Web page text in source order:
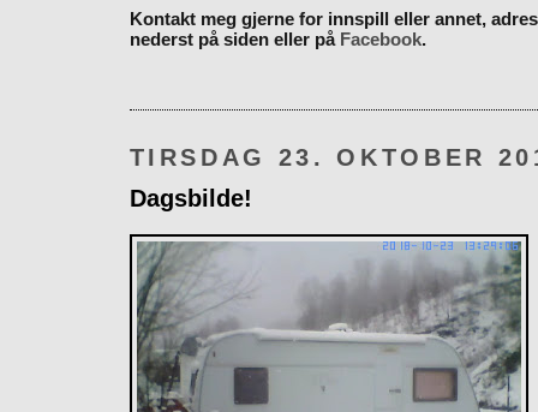
Kontakt meg gjerne for innspill eller annet,
nederst på siden eller på Facebook.
TIRSDAG 23. OKTOBER
Dagsbilde!